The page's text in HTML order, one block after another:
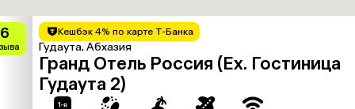
Кешбэк 4% по карте Т-Банка
Гудаута, Абхазия
Гранд Отель Россия (Ex. Гостиница
Гудаута 2)